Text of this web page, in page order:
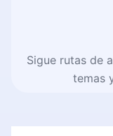
Sigue rutas de
temas